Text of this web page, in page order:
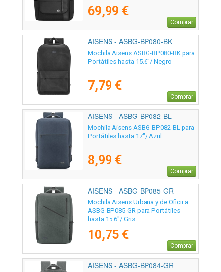
69,99 €
Comprar
AISENS - ASBG-BP080-BK
Mochila Aisens ASBG-BP080-BK para
Portátiles hasta 15.6"/ Negro
7,79 €
Comprar
AISENS - ASBG-BP082-BL
Mochila Aisens ASBG-BP082-BL para
Portátiles hasta 17"/ Azul
8,99 €
Comprar
AISENS - ASBG-BP085-GR
Mochila Aisens Urbana y de Oficina
ASBG-BP085-GR para Portátiles
hasta 15.6"/ Gris
10,75 €
Comprar
AISENS - ASBG-BP084-GR